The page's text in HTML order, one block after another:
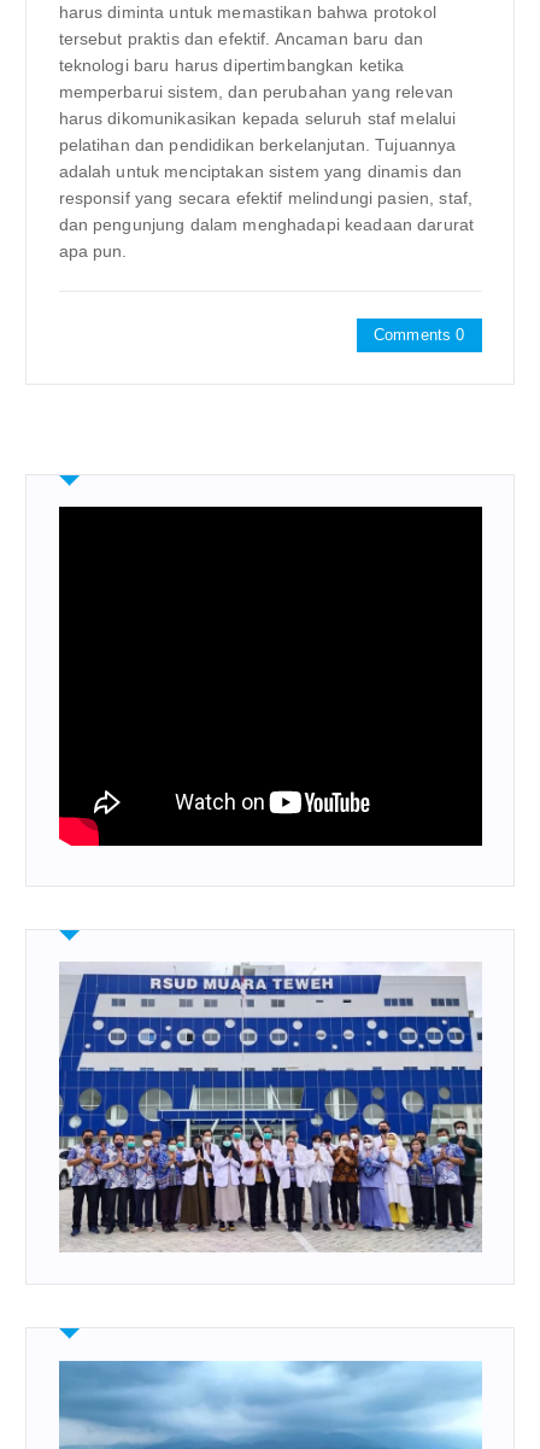
harus diminta untuk memastikan bahwa protokol
tersebut praktis dan efektif. Ancaman baru dan
teknologi baru harus dipertimbangkan ketika
memperbarui sistem, dan perubahan yang relevan
harus dikomunikasikan kepada seluruh staf melalui
pelatihan dan pendidikan berkelanjutan. Tujuannya
adalah untuk menciptakan sistem yang dinamis dan
responsif yang secara efektif melindungi pasien, staf,
dan pengunjung dalam menghadapi keadaan darurat
apa pun.
Comments 0